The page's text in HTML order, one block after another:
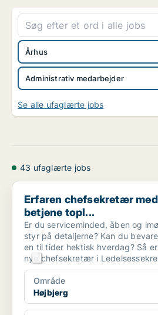
Administrativ medarbejder
Århus
Se alle ufaglærte jobs
43 ufaglærte jobs
Erfaren chefsekretær med flair for at
Erfaren chefsekretær
betjene topl...
Er du serviceminded, åben og
styr på detaljerne? Kan du
en til tider hektisk hverdag? Så
nye chefsekretær i
Område
Højbjerg